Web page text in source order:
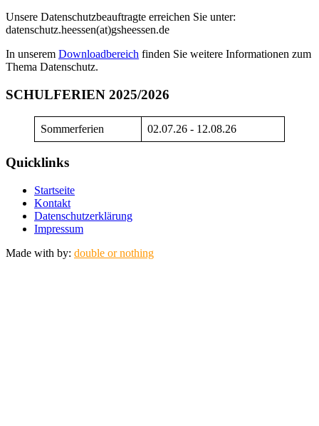
Unsere Datenschutzbeauftragte erreichen Sie unter:
datenschutz.heessen(at)gsheessen.de
In unserem Downloadbereich finden Sie weitere Informationen zum
Thema Datenschutz.
SCHULFERIEN 2025/2026
Sommerferien 02.07.26 - 12.08.26
Quicklinks
Startseite
Kontakt
Datenschutzerklärung
Impressum
Made with by: double or nothing